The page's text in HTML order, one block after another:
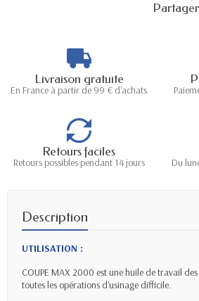
Partager
Livraison gratuite
En France à partir de 99 € d'achats
Retours faciles
Retours possibles pendant 14 jours
Du
Description
UTILISATION :
COUPE MAX 2000 est une huile de travail
toutes les opérations d'usinage difficile.